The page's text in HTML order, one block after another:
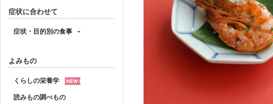
症状に合わせて
症状・目的別の食事
よみもの
くらしの栄養学
読みもの調べもの